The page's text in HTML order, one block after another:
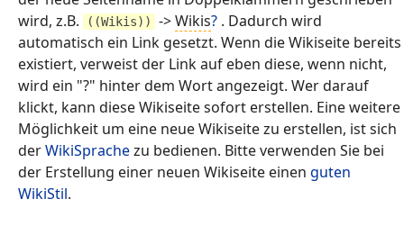
wird, z.B.
((Wikis)) ->Wikis? . Dadurch wird
automatisch ein Link gesetzt. Wenn die Wikiseite bereits
existiert, verweist der Link auf eben diese, wenn nicht,
wird ein "?" hinter dem Wort angezeigt. Wer darauf
klickt, kann diese Wikiseite sofort erstellen. Eine weitere
Möglichkeit um eine neue Wikiseite zu erstellen, ist sich
derWikiSprachezu bedienen. Bitte verwenden Sie bei
der Erstellung einer neuen Wikiseite einen guten
WikiStil.